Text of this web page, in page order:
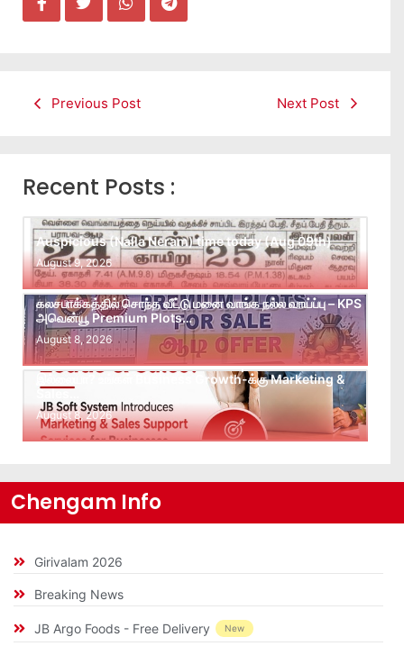
Previous Post Next Post
Recent Posts :
Auspicious (Nalla Neram) time today (Aug 09th)
August 9, 2026
கலசபாக்கத்தில் சொந்த வீட்டு மனை வாங்க நல்ல வாய்ப்பு – KPS
அவென்யூ Premium Plots…
August 8, 2026
Leads கிடைக்கவில்லையா? Follow-up செய்ய Team
இல்லையா? உங்கள் Business Growth-க்கு Marketing &
Sales…
August 8, 2026
Chengam Info
Girivalam 2026
Breaking News
JB Argo Foods - Free Delivery New